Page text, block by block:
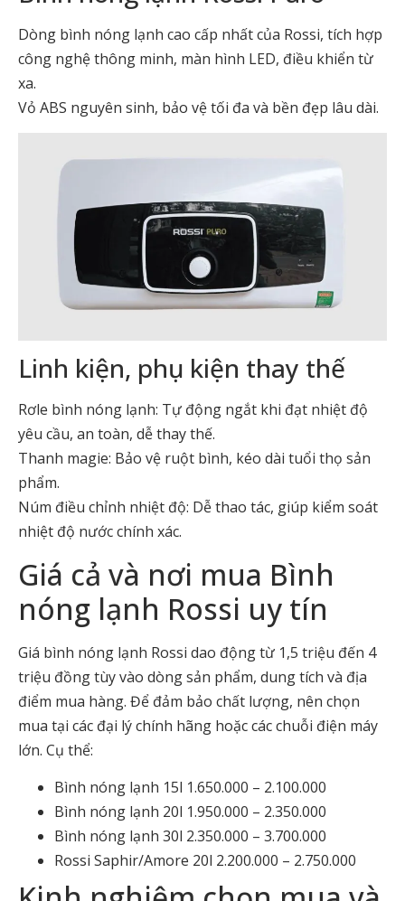
Dòng bình nóng lạnh cao cấp nhất của Rossi, tích hợp
công nghệ thông minh, màn hình LED, điều khiển từ
xa.
Vỏ ABS nguyên sinh, bảo vệ tối đa và bền đẹp lâu dài.
Linh kiện, phụ kiện thay thế
Rơle bình nóng lạnh: Tự động ngắt khi đạt nhiệt độ
yêu cầu, an toàn, dễ thay thế.
Thanh magie: Bảo vệ ruột bình, kéo dài tuổi thọ sản
phẩm.
Núm điều chỉnh nhiệt độ: Dễ thao tác, giúp kiểm soát
nhiệt độ nước chính xác.
Giá cả và nơi mua Bình
nóng lạnh Rossi uy tín
Giá bình nóng lạnh Rossi dao động từ 1,5 triệu đến 4
triệu đồng tùy vào dòng sản phẩm, dung tích và địa
điểm mua hàng. Để đảm bảo chất lượng, nên chọn
mua tại các đại lý chính hãng hoặc các chuỗi điện máy
lớn. Cụ thể:
Bình nóng lạnh 15l 1.650.000 – 2.100.000
Bình nóng lạnh 20l 1.950.000 – 2.350.000
Bình nóng lạnh 30l 2.350.000 – 3.700.000
Rossi Saphir/Amore 20l 2.200.000 – 2.750.000